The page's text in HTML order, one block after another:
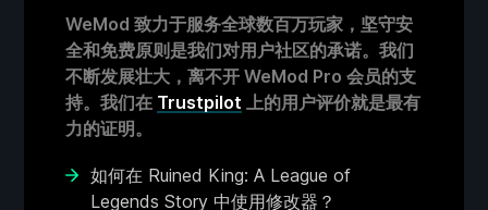
WeMod 致力于服务全球数百万玩家，坚守安
全和免费原则是我们对用户社区的承诺。我们
不断发展壮大，离不开 WeMod Pro 会员的支
持。我们在 Trustpilot 上的用户评价就是最有
力的证明。
如何在 Ruined King: A League of
Legends Story 中使用修改器？